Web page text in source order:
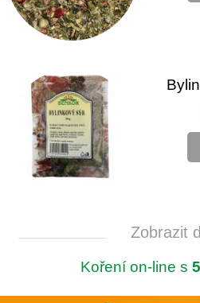
Zobrazit
Koření on-line s